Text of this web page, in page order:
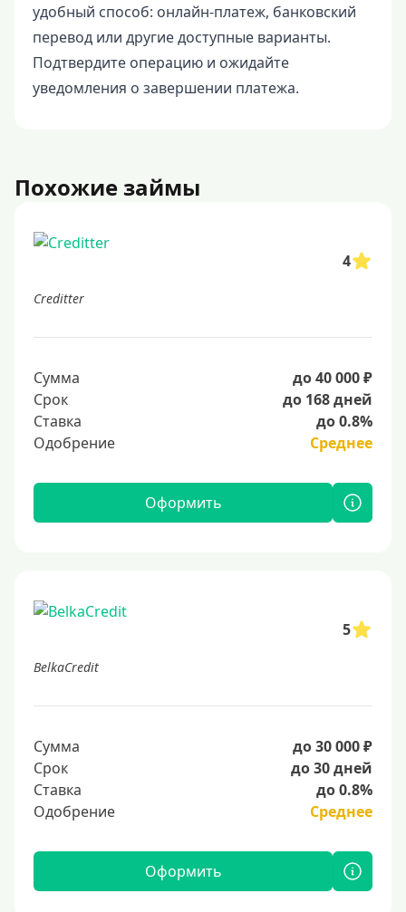
удобный способ: онлайн-платеж, банковский
перевод или другие доступные варианты.
Подтвердите операцию и ожидайте
уведомления о завершении платежа.
Похожие займы
4
Creditter
Сумма
до 40 000 ₽
Срок
до 168 дней
Ставка
до 0.8%
Одобрение
Среднее
Оформить
5
BelkaCredit
Сумма
до 30 000 ₽
Срок
до 30 дней
Ставка
до 0.8%
Одобрение
Среднее
Оформить